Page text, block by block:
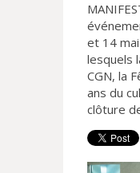
et 14
lesquels
CGN, la
ans du
clôture